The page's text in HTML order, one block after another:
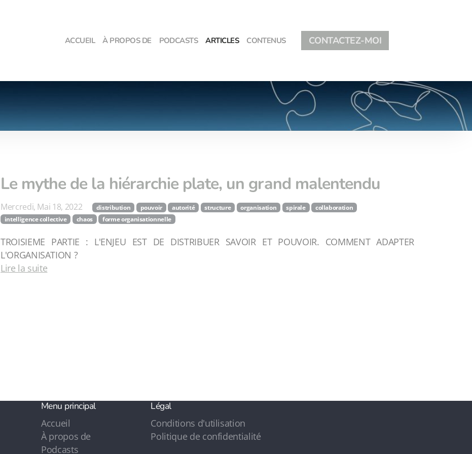
ACCUEIL À PROPOS DE PODCASTS ARTICLES CONTENUS CONTACTEZ-MOI
Le mythe de la hiérarchie plate, un grand malentendu
Mercredi, Mai 18, 2022 distribution pouvoir autorité structure organisation spirale
collaboration
intelligence collective
chaos forme organisationnelle
TROISIEME PARTIE : L'ENJEU EST DE DISTRIBUER SAVOIR ET POUVOIR. COMMENT ADAPTER
L'ORGANISATION ?
Lire la suite
Menu principal
Accueil
À propos de
Podcasts
Légal
Conditions d'utilisation
Politique de confidentialité